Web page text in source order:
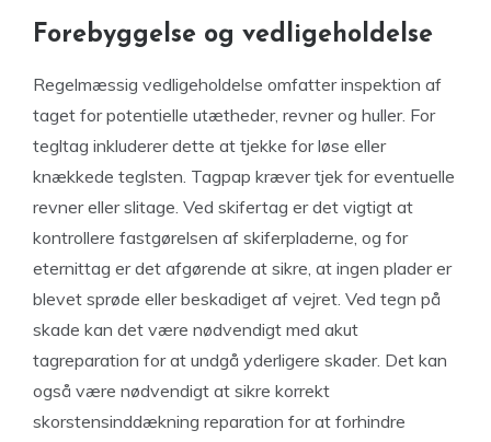
Forebyggelse og vedligeholdelse
Regelmæssig vedligeholdelse omfatter inspektion af
taget for potentielle utætheder, revner og huller. For
tegltag inkluderer dette at tjekke for løse eller
knækkede teglsten. Tagpap kræver tjek for eventuelle
revner eller slitage. Ved skifertag er det vigtigt at
kontrollere fastgørelsen af skiferpladerne, og for
eternittag er det afgørende at sikre, at ingen plader er
blevet sprøde eller beskadiget af vejret. Ved tegn på
skade kan det være nødvendigt med akut
tagreparation for at undgå yderligere skader. Det kan
også være nødvendigt at sikre korrekt
skorstensinddækning reparation for at forhindre